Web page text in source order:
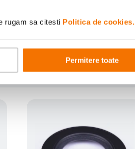
rugam sa citesti Politica de cookies.
Permitere toate